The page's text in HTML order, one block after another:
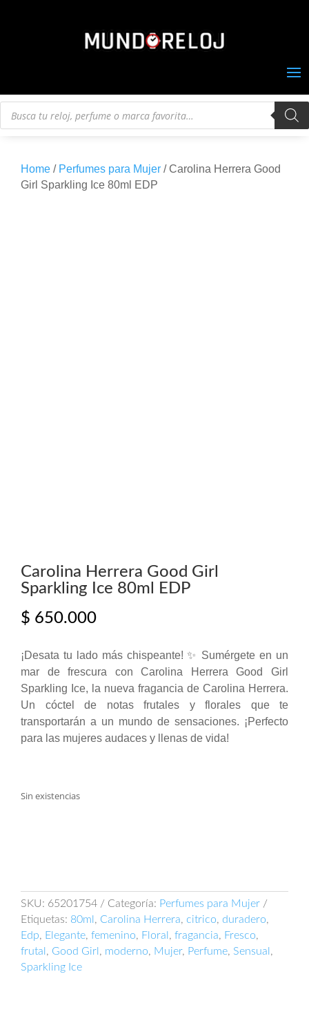
Búsqueda
Home / Perfumes para Mujer / Carolina Herrera Good
Girl Sparkling Ice 80ml EDP
Carolina Herrera Good Girl
Sparkling Ice 80ml EDP
$ 650.000
¡Desata tu lado más chispeante! ✨ Sumérgete en un
mar de frescura con Carolina Herrera Good Girl
Sparkling Ice, la nueva fragancia de Carolina Herrera.
Un cóctel de notas frutales y florales que te
transportarán a un mundo de sensaciones. ¡Perfecto
para las mujeres audaces y llenas de vida!
Sin existencias
SKU: 65201754 Categoría: Perfumes para Mujer
Etiquetas: 80ml , Carolina Herrera, citrico, duradero,
Edp, Elegante, femenino, Floral , fragancia, Fresco,
frutal , Good Girl , moderno, Mujer, Perfume, Sensual ,
Sparkling Ice